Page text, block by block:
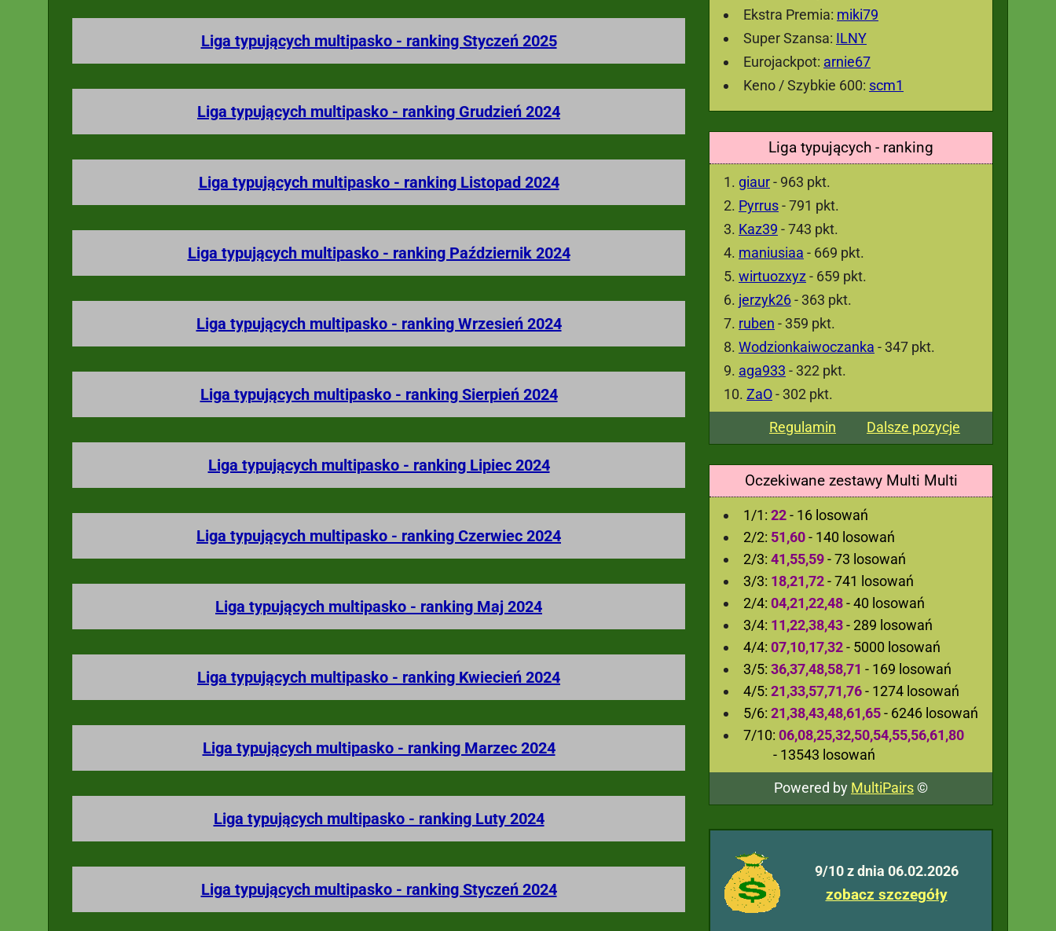
Ekstra Premia: miki79
Super Szansa: ILNY
Eurojackpot: arnie67
Keno / Szybkie 600: scm1
Liga typujących - ranking
giaur- 963 pkt.
Pyrrus- 791 pkt.
Kaz39 - 743 pkt.
maniusiaa - 669 pkt.
wirtuozxyz - 659 pkt.
jerzyk26- 363 pkt.
ruben - 359 pkt.
Wodzionkaiwoczanka - 347 pkt.
aga933 - 322 pkt.
ZaO- 302 pkt.
Regulamin
Dalsze pozycje
Oczekiwane zestawy Multi Multi
1/1: 22- 16 losowań
2/2: 51,60- 140 losowań
2/3: 41,55,59- 73 losowań
3/3: 18,21,72- 741 losowań
2/4: 04,21,22,48- 40 losowań
3/4: 11,22,38,43- 289 losowań
4/4: 07,10,17,32- 5000 losowań
3/5: 36,37,48,58,71 - 169 losowań
4/5: 21,33,57,71,76- 1274 losowań
5/6: 21,38,43,48,61,65- 6246 losowań
7/10: 06,08,25,32,50,54,55,56,61,80
- 13543 losowań
Powered by MultiPairs©
9/10 z dnia 06.02.2026
zobacz szczegóły
Liga typujących multipasko - ranking Styczeń 2025
Liga typujących multipasko - ranking Grudzień 2024
Liga typujących multipasko - ranking Listopad 2024
Liga typujących multipasko - ranking Październik 2024
Liga typujących multipasko - ranking Wrzesień 2024
Liga typujących multipasko - ranking Sierpień 2024
Liga typujących multipasko - ranking Lipiec 2024
Liga typujących multipasko - ranking Czerwiec 2024
Liga typujących multipasko - ranking Maj 2024
Liga typujących multipasko - ranking Kwiecień 2024
Liga typujących multipasko - ranking Marzec 2024
Liga typujących multipasko - ranking Luty 2024
Liga typujących multipasko - ranking Styczeń 2024